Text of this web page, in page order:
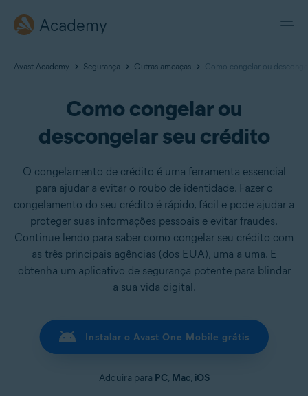
Academy
Avast Academy Segurança Outras ameaças Como congelar ou
Como congelar ou
descongelar seu crédito
O congelamento de crédito é uma ferramenta essencial
para ajudar a evitar o roubo de identidade. Fazer o
congelamento do seu crédito é rápido, fácil e pode ajudar a
proteger suas informações pessoais e evitar fraudes.
Continue lendo para saber como congelar seu crédito com
as três principais agências (dos EUA), uma a uma. E
obtenha um aplicativo de segurança potente para blindar
a sua vida digital.
Instalar o Avast One Mobile grátis
Adquira para PC, Mac, iOS